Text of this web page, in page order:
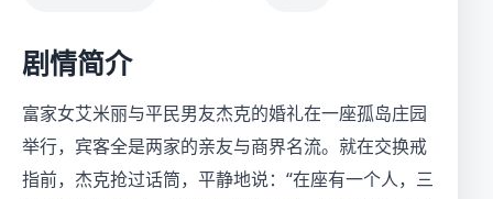
剧情简介
富家女艾米丽与平民男友杰克的婚礼在一座孤岛庄园
举行，宾客全是两家的亲友与商界名流。就在交换戒
指前，杰克抢过话筒，平静地说：“在座有一个人，三